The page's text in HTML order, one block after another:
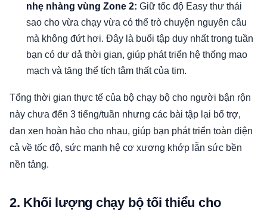
nhẹ nhàng vùng Zone 2: Giữ tốc độ Easy thư thái
sao cho vừa chạy vừa có thể trò chuyện nguyên câu
mà không đứt hơi. Đây là buổi tập duy nhất trong tuần
bạn có dư dả thời gian, giúp phát triển hệ thống mao
mạch và tăng thể tích tâm thất của tim.
Tổng thời gian thực tế của bộ chạy bộ cho người bận rộn
này chưa đến 3 tiếng/tuần nhưng các bài tập lại bổ trợ,
đan xen hoàn hảo cho nhau, giúp bạn phát triển toàn diện
cả về tốc độ, sức mạnh hệ cơ xương khớp lẫn sức bền
nền tảng.
2. Khối lượng chạy bộ tối thiểu cho